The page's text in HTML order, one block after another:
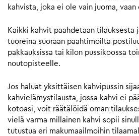
kahvista, joka ei ole vain juoma, vaan
Kaikki kahvit paahdetaan tilauksesta
tuoreina suoraan paahtimoilta
pakkauksissa tai kilon pussikoossa
noutopisteelle.
Jos haluat yksittäisen kahvipussin
kahvielämystilausta, jossa kahvi ei
kotoasi, voit räätälöidä oman
vielä varma millainen kahvi sopii
tutustua eri makumaailmoihin